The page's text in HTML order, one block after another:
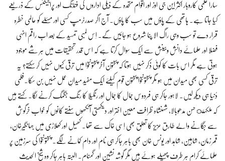
سارا علمی کاروبار اکثر این جی اوز اور اقوام متحدہ کے ذیلی اداروں کی فنڈنگ اور پراجیکٹس کے ذریعے
کیا جاتا ہے۔ ہاتھی کے پاؤں میں سب کا پاؤں۔ آج اگر صدرٹرمپ کسی اور مسئلے کو عالمی خطرہ
قرار دے تو سب وہی راگ الا پنا شروع ہو جائیں گے۔ اِس لمبی تمہید کے بعد اب راقم انہی
فضلا اور علمائے دانش وبینش سے ایک سوال کرتا ہے کہ اس قدر تحقیقات میں ہر شے موجود
ہوتی ہے مگر اس بات کا کوئی ذکر نہیں ہوتا کہ پختون آخر پختونخوا میں ترقی کیوں نہیں کر سکتے؟ یہ
ترقی کسی بھی میدان میں ہو مگر پختونخوا پختون قوم کیلئے ایک مفید میدانِ عمل نہیں بن سکا۔فلمی
دُنیا ہی دیکھ لیں۔ لاہور جاکر ہی فردوس جمال کا جمال اور رنگیلا کا رنگ جگمگ کرنے لگا۔ کہتے ہیں
کہ ملکہئ حسن مدھوبالا، شہنشاہ ظرافت معین اختر اور دیکھتی آنکھوں سنتے کانوں کو خواب خرگوش
سے جگانے والے طارق عزیز کا تعلق بھی اِسی خاک سے تھا۔ کھیل اور کھلاڑی میں جہانگیرخان،
قمر زمان، شاہین، شاہد اور یونس خان بھی باہر جاکر ہی نام اور دام کمانے لگے۔ پختونخوا کی سرزمین پر
علمائے کرام ہر طرف پھیلے ہوئے ہیں مگر گوشہ نشین اور گمنام۔ البتہ باہر جاکر وہ شیخ الحدیث